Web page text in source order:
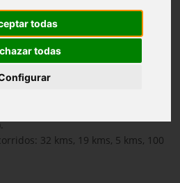
todas
todas
XIII Cumbres Hurdanas”
Sport de la Junta de
montaña 2025 y en el circuito
la Federación Extremeña de
32 kms, 19 kms, 5 kms, 100